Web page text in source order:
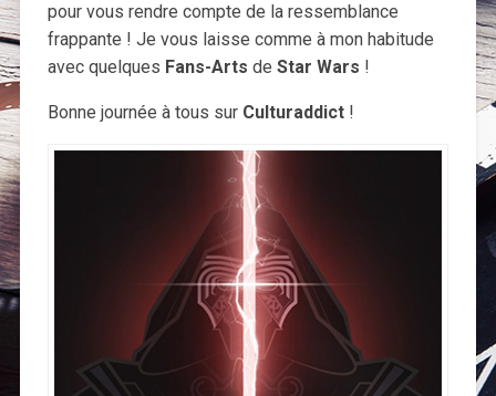
pour vous rendre compte de la ressemblance
frappante ! Je vous laisse comme à mon habitude
avec quelques Fans-Arts de Star Wars !
Bonne journée à tous sur Culturaddict!